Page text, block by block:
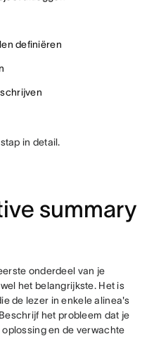
definiëren
in detail.
summary
onderdeel van je
het belangrijkste. Het is
de lezer in enkele alinea's
het probleem dat je
en de verwachte